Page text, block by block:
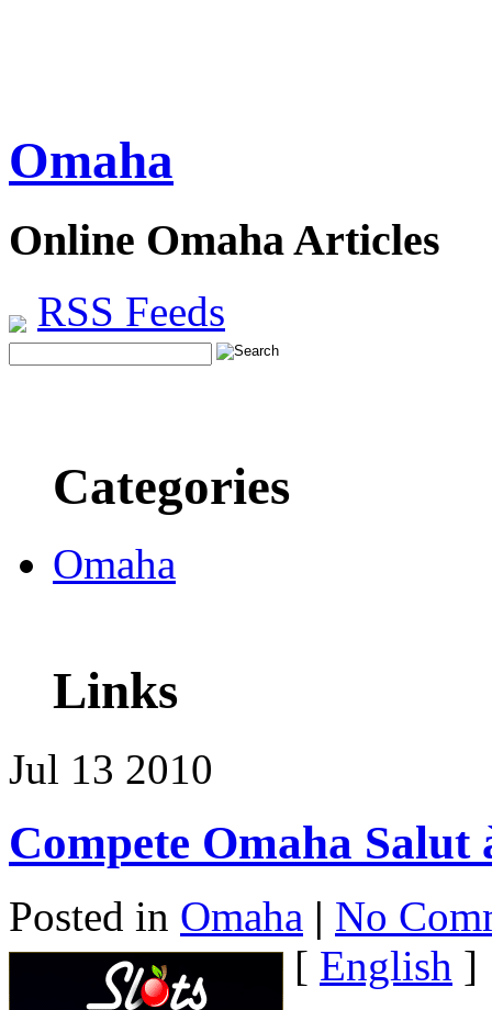
Omaha
Online Omaha Articles
RSS Feeds
Categories
Omaha
Links
Jul 13 2010
Compete Omaha Salut
Posted in Omaha | No
[ English ]